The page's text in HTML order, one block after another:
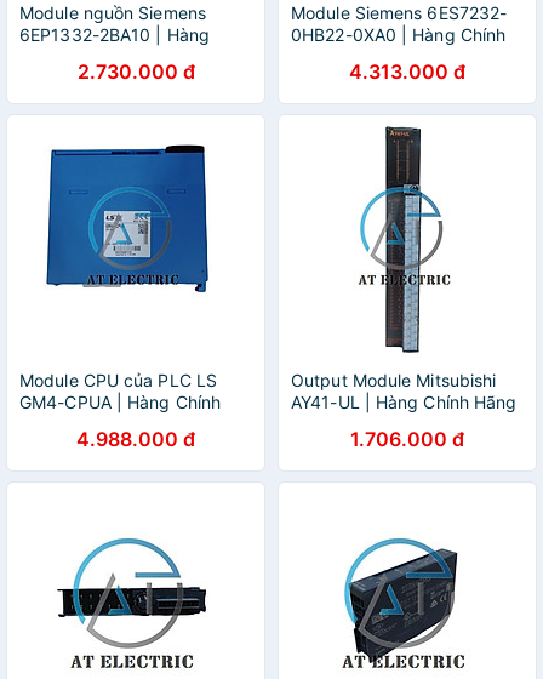
Module nguồn Siemens
6EP1332-2BA10 | Hàng
2.730.000 đ
Module Siemens 6ES7232-
0HB22-0XA0 | Hàng Chính
4.313.000 đ
Module CPU của PLC LS
GM4-CPUA | Hàng Chính
4.988.000 đ
Output Module Mitsubishi
AY41-UL | Hàng Chính Hãng
1.706.000 đ